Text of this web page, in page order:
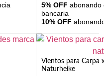
5% OFF abonando
bancaria
10% OFF
Vientos para Carpa
Naturheike